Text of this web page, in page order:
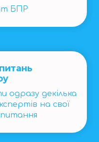
БПР
одразу декілька
на свої